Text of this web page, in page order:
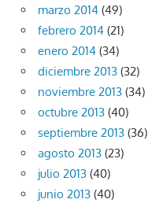
marzo 2014 (49)
febrero 2014 (21)
enero 2014 (34)
diciembre 2013 (32)
noviembre 2013 (34)
octubre 2013 (40)
septiembre 2013 (36)
agosto 2013 (23)
julio 2013 (40)
junio 2013 (40)